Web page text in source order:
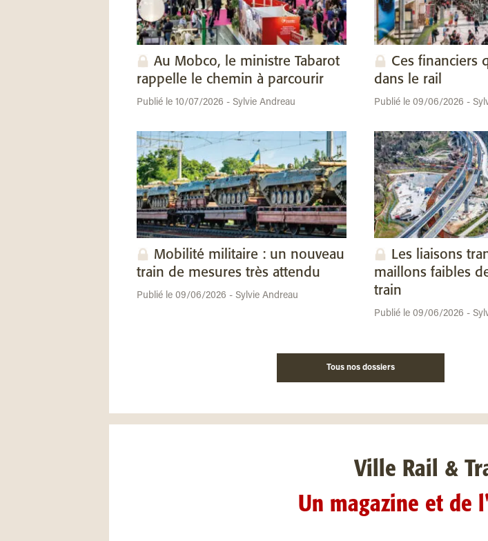
Au Mobco, le ministre Tabarot
rappelle le chemin à parcourir
Publié le 10/07/2026 - Sylvie Andreau
Ces financiers
dans le rail
Publié le 09/06/2026 -
Mobilité militaire : un nouveau
train de mesures très attendu
Publié le 09/06/2026 - Sylvie Andreau
Les liaisons
maillons faibles
train
Publié le 09/06/2026 -
Tous nos dossiers
Ville Rail &
Un magazine et de